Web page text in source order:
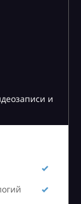
и